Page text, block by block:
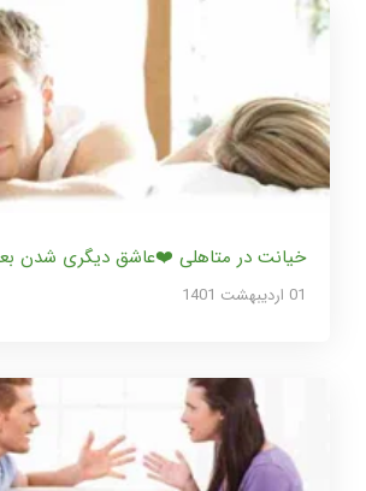
خیانت در متاهلی ❤️عاشق دیگری شدن
01 ارديبهشت 1401